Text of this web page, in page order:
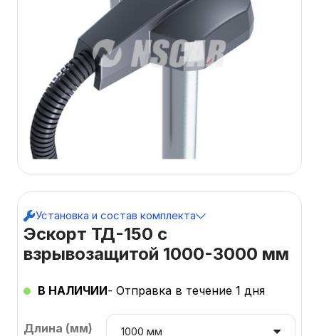
Эскорт ТД-150 с
взрывозащитой 1000-3000 мм
В НАЛИЧИИ- Отправка в течение 1 дня
Установка и состав комплекта
Длина (мм)